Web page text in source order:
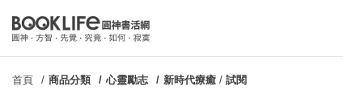
首頁 商品分類 心靈勵志 新時代療癒 / 試閱